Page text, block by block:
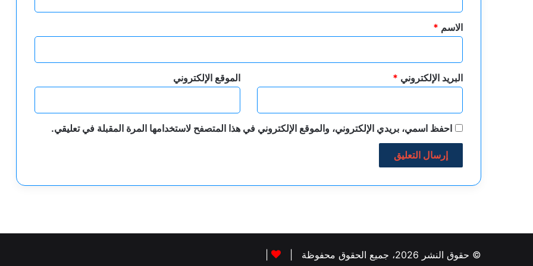
*
الاسم *
البريد الإلكتروني * الموقع الإلكتروني
احفظ اسمي، بريدي الإلكتروني، والموقع الإلكتروني في هذا المتصفح لاستخدامها المرة المقبلة في تعليقي.
© حقوق النشر 2026، جميع الحقوق محفوظة |